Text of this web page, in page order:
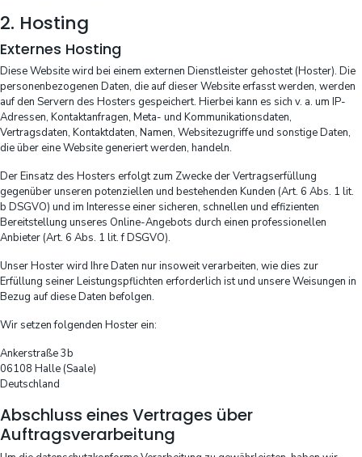
2. Hosting
Externes Hosting
Diese Website wird bei einem externen Dienstleister gehostet (Hoster). Die
personenbezogenen Daten, die auf dieser Website erfasst werden, werden
auf den Servern des Hosters gespeichert. Hierbei kann es sich v. a. um IP-
Adressen, Kontaktanfragen, Meta- und Kommunikationsdaten,
Vertragsdaten, Kontaktdaten, Namen, Websitezugriffe und sonstige Daten,
die über eine Website generiert werden, handeln.
Der Einsatz des Hosters erfolgt zum Zwecke der Vertragserfüllung
gegenüber unseren potenziellen und bestehenden Kunden (Art. 6 Abs. 1 lit.
b DSGVO) und im Interesse einer sicheren, schnellen und effizienten
Bereitstellung unseres Online-Angebots durch einen professionellen
Anbieter (Art. 6 Abs. 1 lit. f DSGVO).
Unser Hoster wird Ihre Daten nur insoweit verarbeiten, wie dies zur
Erfüllung seiner Leistungspflichten erforderlich ist und unsere Weisungen in
Bezug auf diese Daten befolgen.
Wir setzen folgenden Hoster ein:
Ankerstraße 3b
06108 Halle (Saale)
Deutschland
Abschluss eines Vertrages über
Auftragsverarbeitung